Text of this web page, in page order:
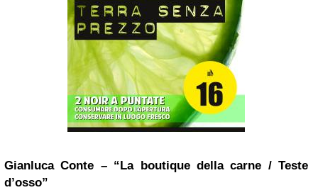
Gianluca Conte – “La boutique della carne / Teste
d’osso”